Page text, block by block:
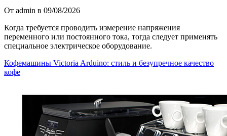
От admin в 09/08/2026
Когда требуется проводить измерение напряжения
переменного или постоянного тока, тогда следует применять
специальное электрическое оборудование.
Кофемашины Victoria Arduino: стиль и безупречное качество
кофе